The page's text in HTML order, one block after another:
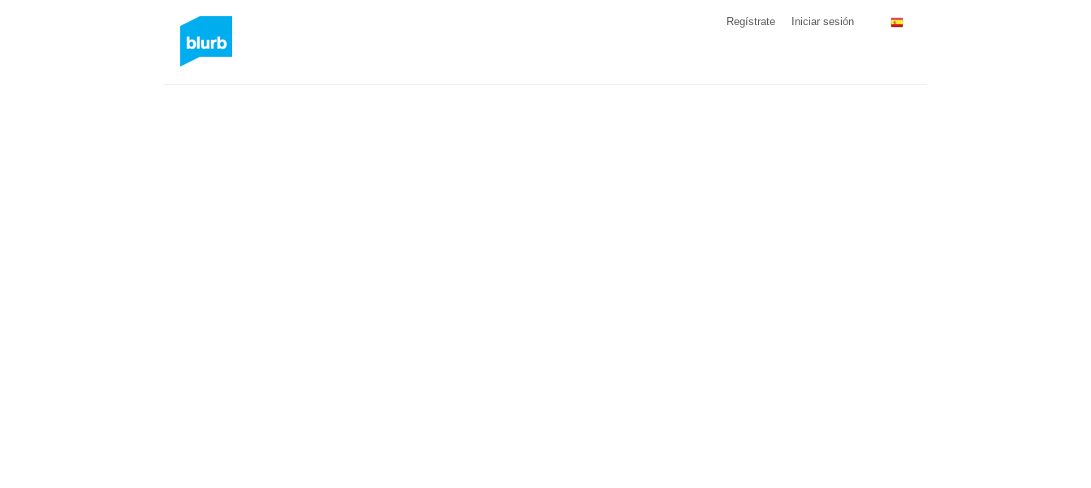
Regístrate Iniciar sesión